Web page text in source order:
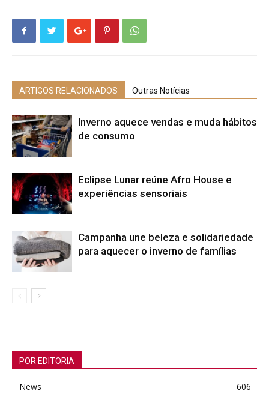
ARTIGOS RELACIONADOS Outras Notícias
Inverno aquece vendas e muda hábitos
de consumo
Eclipse Lunar reúne Afro House e
experiências sensoriais
Campanha une beleza e solidariedade
para aquecer o inverno de famílias
POR EDITORIA
News
606